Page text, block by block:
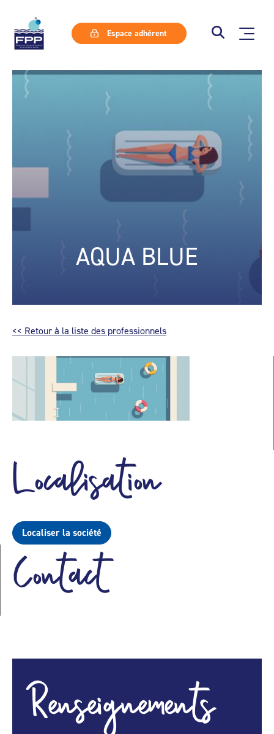
Espace adhérent
AQUA BLUE
<< Retour à la liste des professionnels
Localisation
Localiser la société
Contact
Renseignements